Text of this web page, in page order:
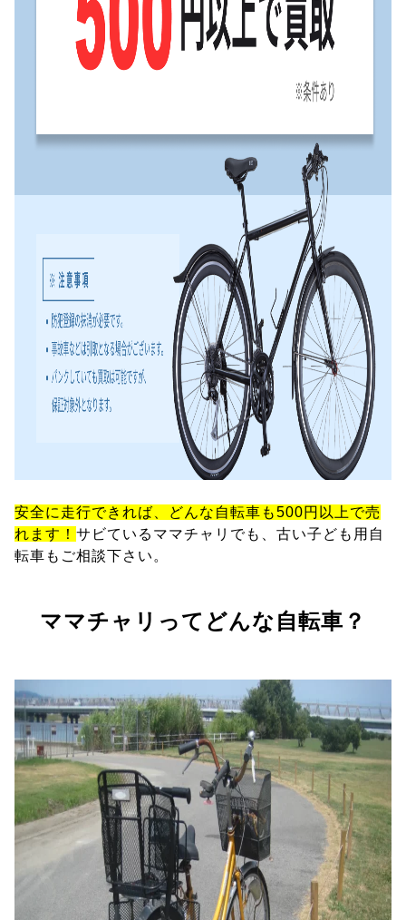
安全に走行できれば、どんな自転車も500円以上で売
れます！ サビているママチャリでも、古い子ども用自
転車もご相談下さい。
ママチャリってどんな自転車？